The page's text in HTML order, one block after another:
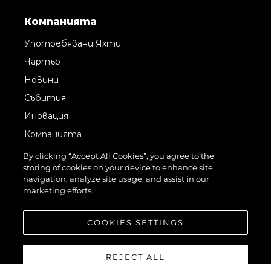
Компанията
Употребявани Яхти
Чартър
Новини
Събития
Иновация
Компанията
Екипът
Лайфстайл
Наследство
By clicking “Accept All Cookies”, you agree to the
storing of cookies on your device to enhance site
navigation, analyze site usage, and assist in our
marketing efforts.
COOKIES SETTINGS
REJECT ALL